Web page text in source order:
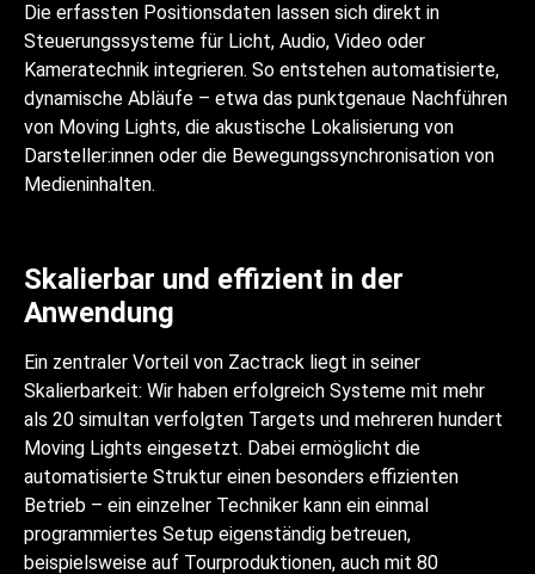
Die erfassten Positionsdaten lassen sich direkt in
Steuerungssysteme für Licht, Audio, Video oder
Kameratechnik integrieren. So entstehen automatisierte,
dynamische Abläufe – etwa das punktgenaue Nachführen
von Moving Lights, die akustische Lokalisierung von
Darsteller:innen oder die Bewegungssynchronisation von
Medieninhalten.
Skalierbar und effizient in der
Anwendung
Ein zentraler Vorteil von Zactrack liegt in seiner
Skalierbarkeit: Wir haben erfolgreich Systeme mit mehr
als 20 simultan verfolgten Targets und mehreren hundert
Moving Lights eingesetzt. Dabei ermöglicht die
automatisierte Struktur einen besonders effizienten
Betrieb – ein einzelner Techniker kann ein einmal
programmiertes Setup eigenständig betreuen,
beispielsweise auf Tourproduktionen, auch mit 80